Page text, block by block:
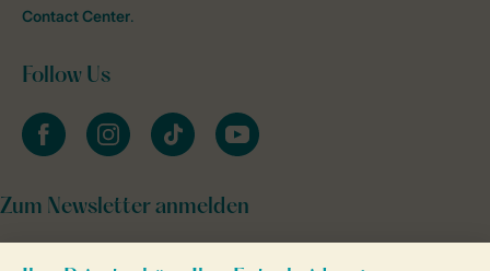
Contact Center.
Follow Us
facebookinstagramtiktok youtube
Zum Newsletter anmelden